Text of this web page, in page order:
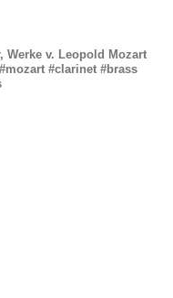
Werke v. Leopold Mozart
#clarinet #brass